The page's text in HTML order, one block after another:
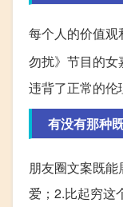
每个人的价值
勿扰》节目的
违背了正常的伦
有没有那种
朋友圈文案既
爱；2.比起穷这